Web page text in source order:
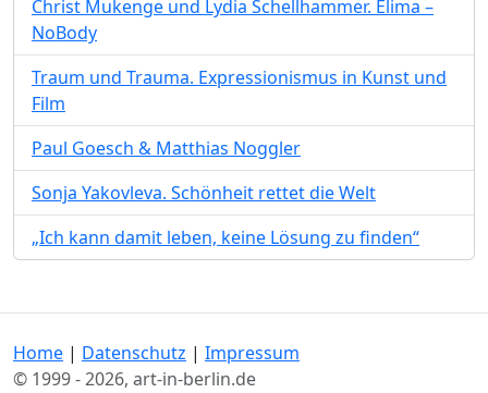
Christ Mukenge und Lydia Schellhammer. Elima –
NoBody
Traum und Trauma. Expressionismus in Kunst und
Film
Paul Goesch & Matthias Noggler
Sonja Yakovleva. Schönheit rettet die Welt
„Ich kann damit leben, keine Lösung zu finden“
Home | Datenschutz | Impressum
© 1999 - 2026, art-in-berlin.de